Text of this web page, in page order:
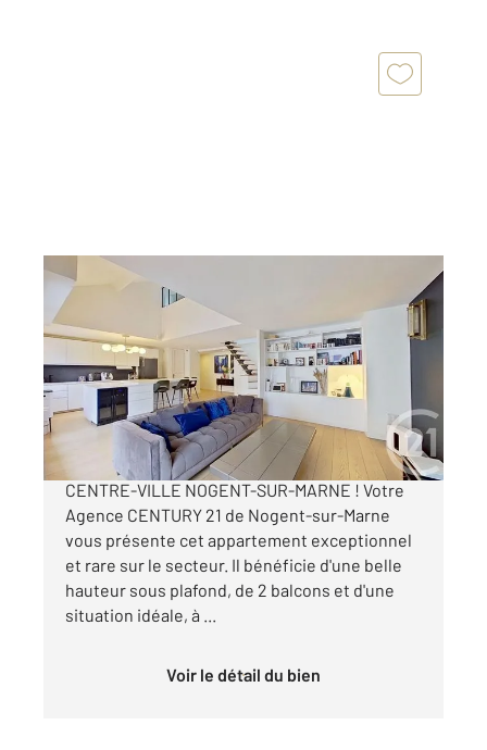
NOGENT SUR MARNE 94
138,26 m
, 5 pièces
Ref : 1397
Appartement F5 à vendre
850 000 €
DUPLEX A VENDRE EN EXCLUSIVITE -
CENTRE-VILLE NOGENT-SUR-MARNE ! Votre
Agence CENTURY 21 de Nogent-sur-Marne
vous présente cet appartement exceptionnel
et rare sur le secteur. Il bénéficie d'une belle
hauteur sous plafond, de 2 balcons et d'une
situation idéale, à ...
Voir le détail du bien